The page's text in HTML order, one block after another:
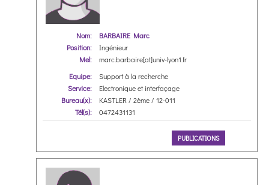
Nom:
BARBAIRE Marc
Position:
Ingénieur
Mel:
marc.barbaire[at]univ-lyon1.fr
Equipe:
Support à la recherche
Service:
Electronique et interfaçage
Bureau(x):
KASTLER / 2ème / 12-011
Tél(s):
0472431131
PUBLICATIONS